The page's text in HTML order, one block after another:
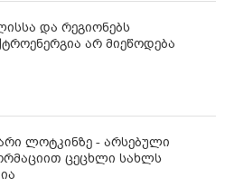
და რეგიონებს
არ მიეწოდება
ლოტკინზე - არსებული
ცეცხლი სახლს